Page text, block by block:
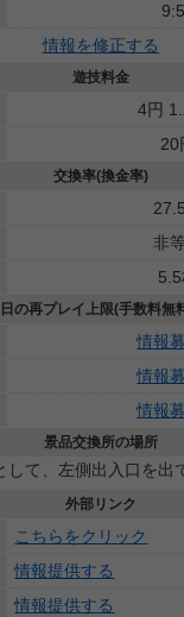
情報を修正する
遊技料金
4円
20
交換率(換金率)
非
の再プレイ上限(手数料無
情報
情報
情報
景品交換所の場所
して、左側出入口を出
外部リンク
こちらをクリック
情報提供する
情報提供する